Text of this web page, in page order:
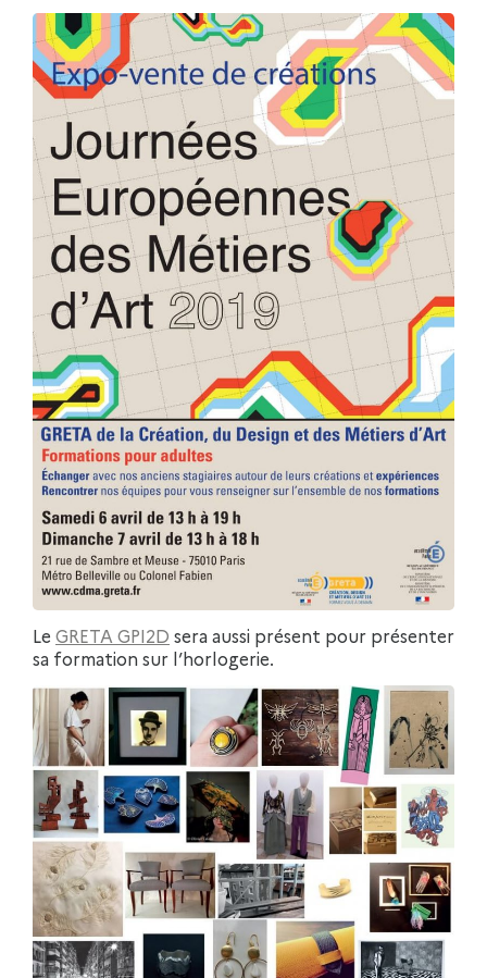
Le GRETA GPI2D sera aussi présent pour présenter
sa formation sur l’horlogerie.